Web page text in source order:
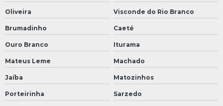
Oliveira Visconde do Rio Branco
Brumadinho Caeté
Ouro Branco Iturama
Mateus Leme Machado
Jaíba Matozinhos
Porteirinha Sarzedo